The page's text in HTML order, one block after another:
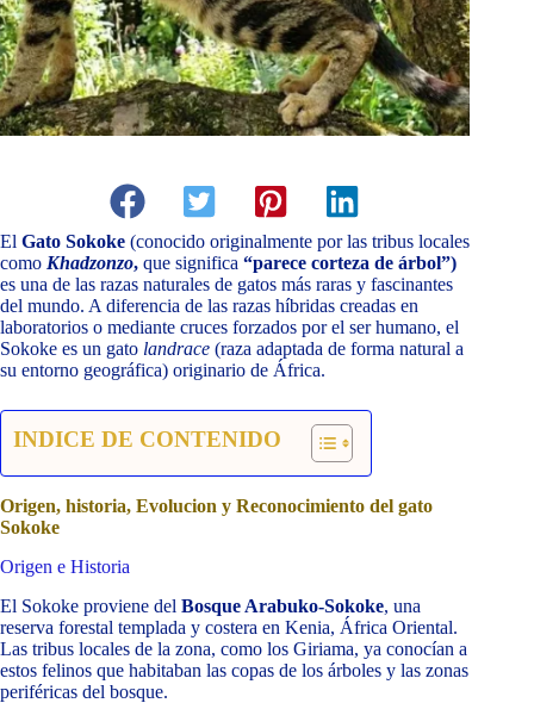
El Gato Sokoke (conocido originalmente por las tribus locales
como Khadzonzo, que significa “parece corteza de árbol”)
es una de las razas naturales de gatos más raras y fascinantes
del mundo. A diferencia de las razas híbridas creadas en
laboratorios o mediante cruces forzados por el ser humano, el
Sokoke es un gato landrace (raza adaptada de forma natural a
su entorno geográfica) originario de África.
INDICE DE CONTENIDO
Origen, historia, Evolucion y Reconocimiento del gato
Sokoke
Origen e Historia
El Sokoke proviene del Bosque Arabuko-Sokoke, una
reserva forestal templada y costera en Kenia, África Oriental.
Las tribus locales de la zona, como los Giriama, ya conocían a
estos felinos que habitaban las copas de los árboles y las zonas
periféricas del bosque.